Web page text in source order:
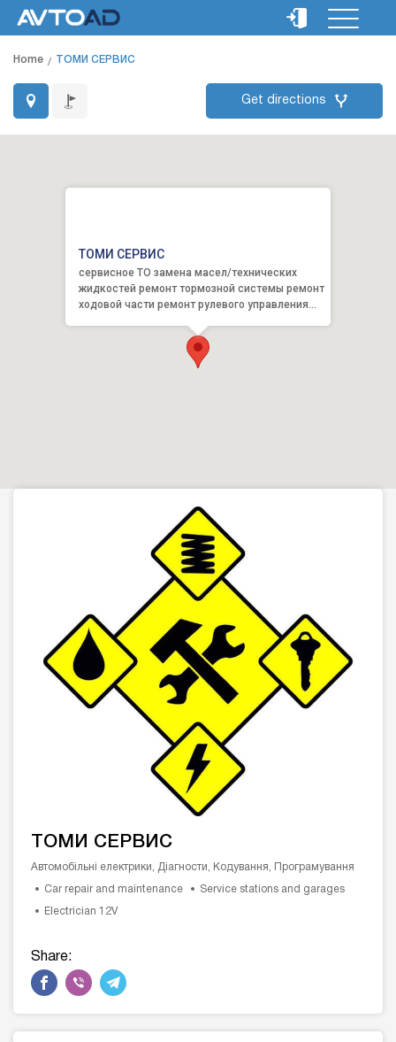
Home ТОМИ СЕРВИС
Get directions
ТОМИ СЕРВИС
сервисное ТО замена масел/технических
жидкостей ремонт тормозной системы ремонт
ходовой части ремонт рулевого управления
ТОМИ СЕРВИС
Автомобільні електрики, Діагности, Кодування, Програмування
Car repair and maintenance Service stations and garages
Electrician 12V
Share: